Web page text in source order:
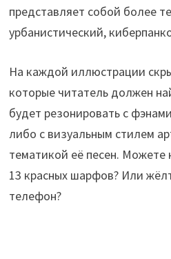
представляет собой более
урбанистический,
На каждой иллюстрации
которые читатель должен
будет резонировать с
либо с визуальным стилем
тематикой её песен. Можете
13 красных шарфов? Или
телефон?